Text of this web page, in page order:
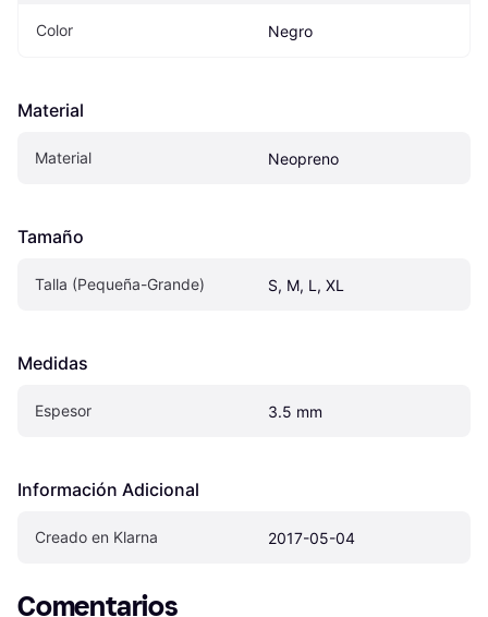
Color Negro
Material
Material Neopreno
Tamaño
Talla (Pequeña-Grande) S, M, L, XL
Medidas
Espesor 3.5 mm
Información Adicional
Creado en Klarna 2017-05-04
Comentarios